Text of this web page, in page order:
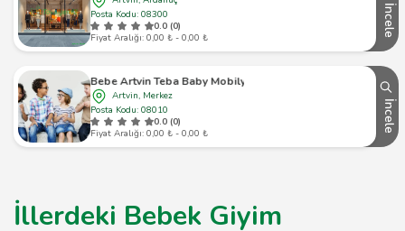
Posta Kodu: 08300
0.0 (0)
Fiyat Aralığı: 0,00 ₺ - 0,00 ₺
İncele
Pino Bebe Artvin Teba Baby Mobilya Tekstil
Artvin, Merkez
Posta Kodu: 08010
0.0 (0)
Fiyat Aralığı: 0,00 ₺ - 0,00 ₺
İncele
İllerdeki Bebek Giyim